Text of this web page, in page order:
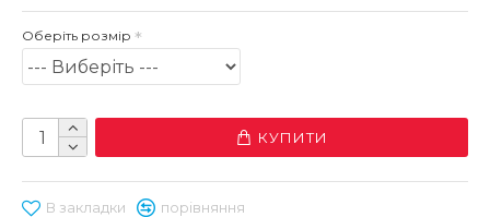
Оберіть розмір
КУПИТИ
В закладки порівняння